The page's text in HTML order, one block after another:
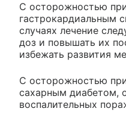
С осторожностью
гастрокардиальным
случаях лечение
доз и повышать их
избежать развития
С осторожностью
сахарным диабетом,
воспалительных